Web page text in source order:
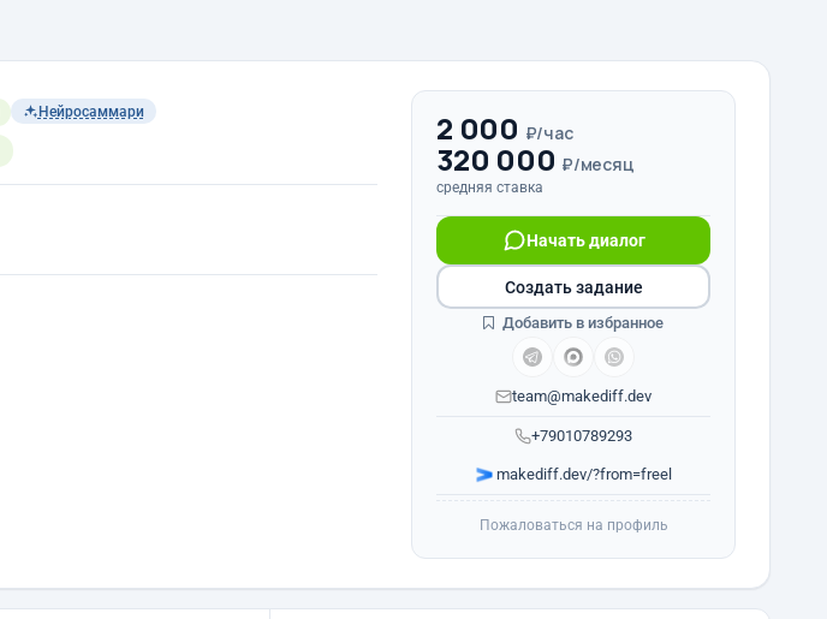
Нейросаммари 2 000 ₽/час
320 000 ₽/месяц
средняя ставка
+79010789293
Начать диалог
team@makediff.dev
makediff.dev/?from=freel
Создать задание
Добавить в избранное
Пожаловаться на профиль